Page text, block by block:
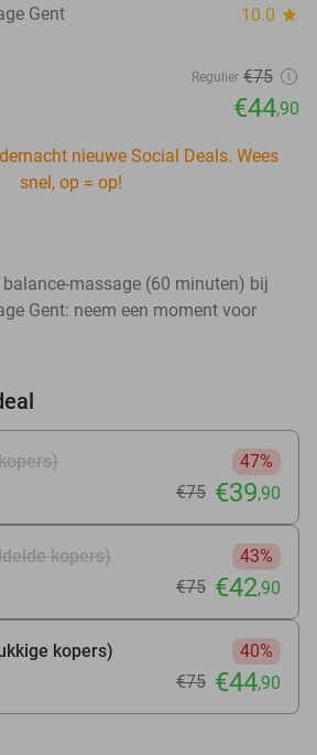
Gent 10.0 star
Regulier €75
€44,90
nieuwe Social Deals. Wees
snel, op = op!
massage (60 minuten) bij
Gent: neem een moment voor
47%
€75 €39,90
kopers)
43%
€75 €42,90
kopers)
40%
€75 €44,90